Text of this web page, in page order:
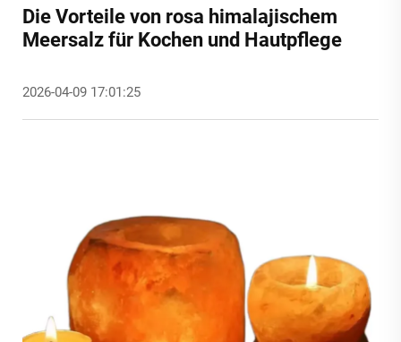
Die Vorteile von rosa himalajischem
Meersalz für Kochen und Hautpflege
2026-04-09 17:01:25